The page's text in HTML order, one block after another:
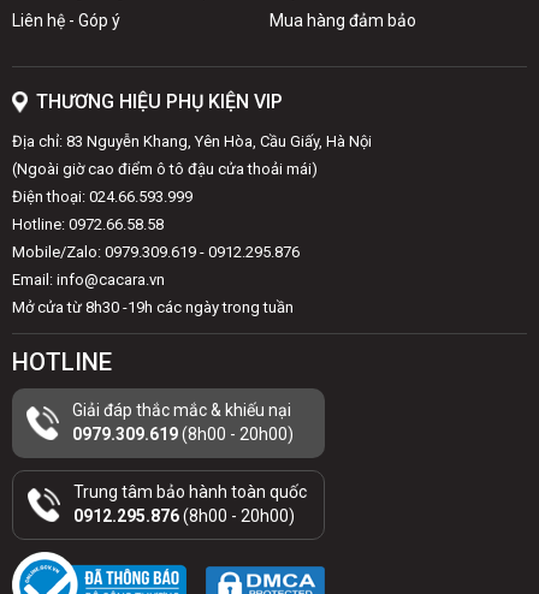
Liên hệ - Góp ý
Mua hàng đảm bảo
THƯƠNG HIỆU PHỤ KIỆN VIP
Địa chỉ: 83 Nguyễn Khang, Yên Hòa, Cầu Giấy, Hà Nội
(Ngoài giờ cao điểm ô tô đậu cửa thoải mái)
Điện thoại: 024.66.593.999
Hotline: 0972.66.58.58
Mobile/Zalo: 0979.309.619 - 0912.295.876
Email: info@cacara.vn
Mở cửa từ 8h30 -19h các ngày trong tuần
HOTLINE
Giải đáp thắc mắc & khiếu nại
0979.309.619(8h00 - 20h00)
Trung tâm bảo hành toàn quốc
0912.295.876(8h00 - 20h00)